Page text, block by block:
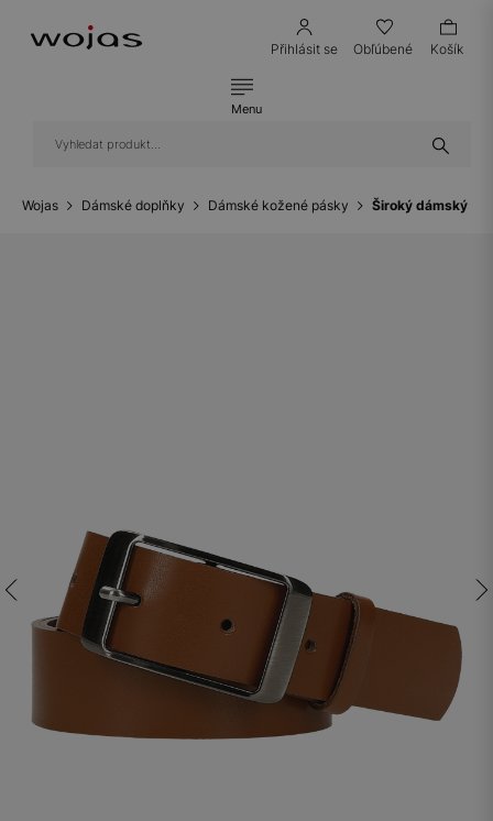
Přihlásit se Obľúbené Košík
Menu
Wojas Dámské doplňky Dámské kožené pásky Široký dámský